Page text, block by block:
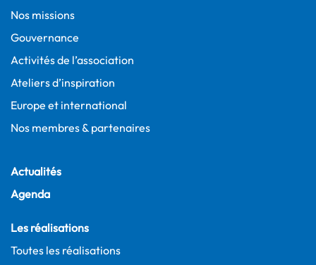
Nos missions
Gouvernance
Activités de l’association
Ateliers d’inspiration
Europe et international
Nos membres & partenaires
Actualités
Agenda
Les réalisations
Toutes les réalisations